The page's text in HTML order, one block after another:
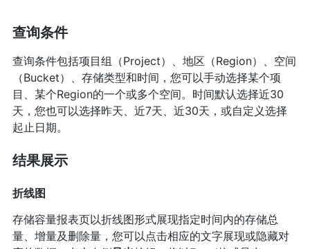
查询条件
查询条件包括项目组（Project）、地区（Region）、空间
（Bucket）、存储类型和时间，您可以手动选择某个项
目、某个Region的一个或多个空间。时间默认选择近30
天，您也可以选择昨天、近7天、近30天，或自定义选择
起止日期。
结果展示
折线图
存储容量报表页以折线图形式展现指定时间内的存储总
量、增量及删除量，您可以点击相应的文字展现或隐藏对